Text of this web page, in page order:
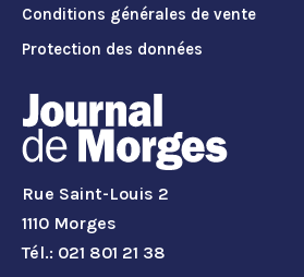
Conditions générales de vente
Protection des données
Rue Saint-Louis 2
1110 Morges
Tél.: 021 801 21 38